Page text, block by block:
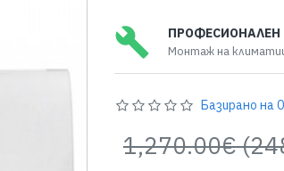
Базирано на
1,270.00€
Монтаж на